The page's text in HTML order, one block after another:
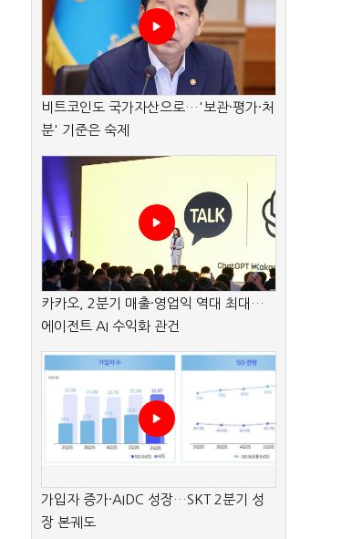
비트코인도 국가자산으로…'보관·평가·처
분' 기준은 숙제
카카오, 2분기 매출·영업익 역대 최대…
에이전트 AI 수익화 관건
가입자 증가·AIDC 성장…SKT 2분기 성
장 본궤도